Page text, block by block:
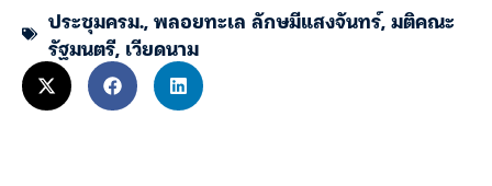
ประชุมครม.,พลอยทะเล ลักษมีแสงจันทร์,มติคณะ
รัฐมนตรี, เวียดนาม